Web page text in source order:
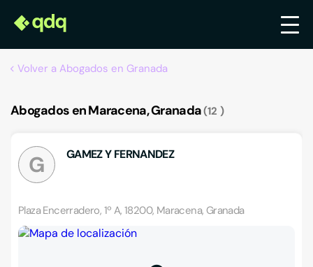
Volver a Abogados en Granada
Abogados en Maracena, Granada 12
G GAMEZ Y FERNANDEZ
Plaza Encerradero, 1º A, 18200, Maracena, Granada